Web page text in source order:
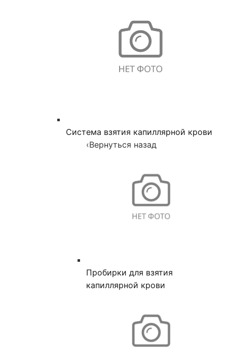
Система взятия капиллярной крови
‹Вернуться назад
Пробирки для взятия
капиллярной крови